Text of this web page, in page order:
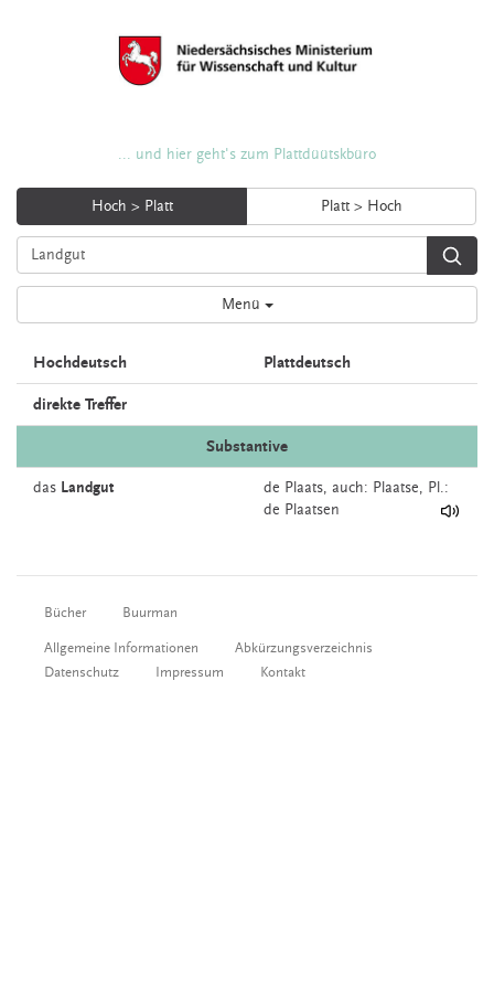
... und hier geht's zum Plattdüütskbüro
Hoch > Platt Platt > Hoch
Menü
Hochdeutsch Plattdeutsch
direkte Treffer
Substantive
das Landgut de Plaats, auch: Plaatse, Pl.:
de Plaatsen
Bücher Buurman
Allgemeine Informationen
Abkürzungsverzeichnis
Datenschutz
Impressum Kontakt